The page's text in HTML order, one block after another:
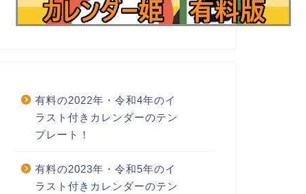
有料の2022年・令和4年のイ
ラスト付きカレンダーのテン
プレート！
有料の2023年・令和5年のイ
ラスト付きカレンダーのテン